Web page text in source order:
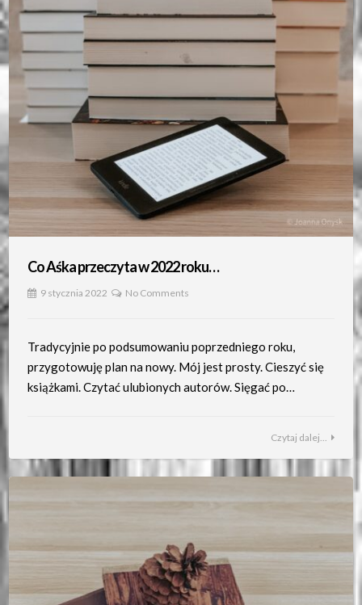
Co Aśka przeczyta w 2022 roku…
9 stycznia 2022 No Comments
Tradycyjnie po podsumowaniu poprzedniego roku,
przygotowuję plan na nowy. Mój jest prosty. Cieszyć się
książkami. Czytać ulubionych autorów. Sięgać po…
Czytaj dalej...